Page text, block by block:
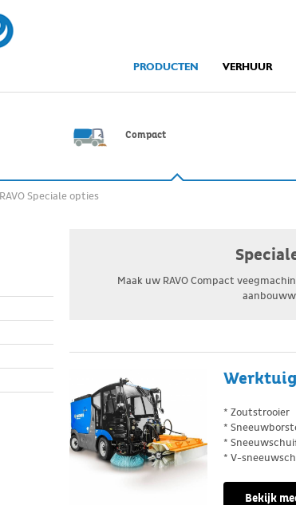
PRODUCTEN VERHUUR
Compact
RAVO Speciale opties
Maak uw RAVO Compact
* Zoutstrooier
*
*
* V-
Bekijk